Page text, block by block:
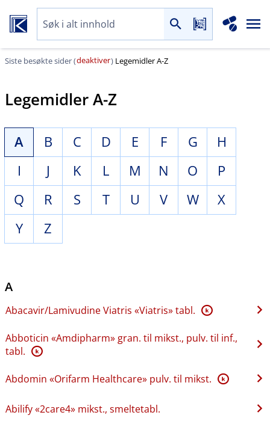
Siste besøkte sider (deaktiver) Legemidler A-Z
Legemidler A-Z
A B C D E F G
H
I
J K L M N O
P
Q
R S T U V W
X
Y
Z
A
Abacavir​/​Lamivudine Viatris «Viatris» tabl. K
Abboticin «Amdipharm» gran. til mikst., pulv. til inf.,
tabl. K
Abdomin «Orifarm Healthcare» pulv. til mikst. K
Abilify «2care4» mikst., smeltetabl.